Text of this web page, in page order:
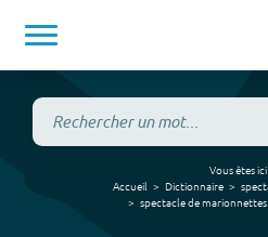
Vous êtes ici
Accueil
Dictionnaire
spectacle de marionnettes